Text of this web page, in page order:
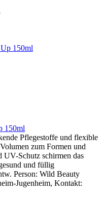
150ml
Pflegestoffe und flexible
zum Formen und
UV-Schutz schirmen das
und füllig
Person: Wild Beauty
Jugenheim, Kontakt: